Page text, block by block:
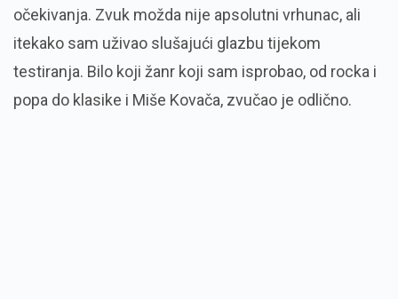
očekivanja. Zvuk možda nije apsolutni vrhunac, ali
itekako sam uživao slušajući glazbu tijekom
testiranja. Bilo koji žanr koji sam isprobao, od rocka i
popa do klasike i Miše Kovača, zvučao je odlično.